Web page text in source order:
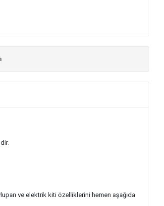
ve elektrik kiti özelliklerini hemen aşağıda